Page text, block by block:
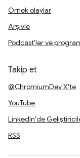
Örnek olaylar
Arşivle
Podcast'ler ve
Takip et
@ChromiumDev X'te
YouTube
LinkedIn'de
RSS